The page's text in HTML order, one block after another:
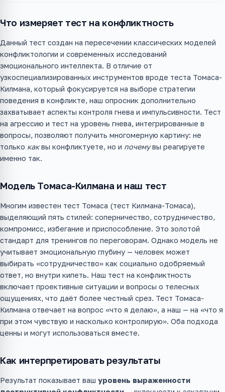
Что измеряет тест на конфликтность
Данный тест создан на пересечении классических моделей
конфликтологии и современных исследований
эмоционального интеллекта. В отличие от
узкоспециализированных инструментов вроде теста Томаса-
Килмана, который фокусируется на выборе стратегии
поведения в конфликте, наш опросник дополнительно
захватывает аспекты контроля гнева и импульсивности. Тест
на агрессию и тест на уровень гнева, интегрированные в
вопросы, позволяют получить многомерную картину: не
только каквы конфликтуете, но и почемувы реагируете
именно так.
Модель Томаса-Килмана и наш тест
Многим известен тест Томаса (тест Килмана-Томаса),
выделяющий пять стилей: соперничество, сотрудничество,
компромисс, избегание и приспособление. Это золотой
стандарт для тренингов по переговорам. Однако модель не
учитывает эмоциональную глубину — человек может
выбирать «сотрудничество» как социально одобряемый
ответ, но внутри кипеть. Наш тест на конфликтность
включает проективные ситуации и вопросы о телесных
ощущениях, что даёт более честный срез. Тест Томаса-
Килмана отвечает на вопрос «что я делаю», а наш — на «что я
при этом чувствую и насколько контролирую». Оба подхода
ценны и могут использоваться вместе.
Как интерпретировать результаты
Результат показывает ваш уровень выраженности